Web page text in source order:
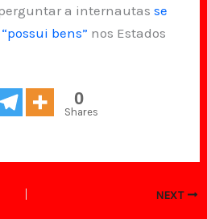
a internautasse
bens” nos Estados
0
Shares
NEXT